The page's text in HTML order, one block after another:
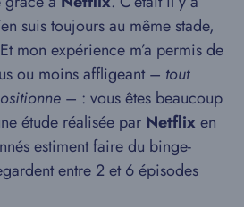
suis toujours au même stade,
mon expérience m’a permis de
ou moins affligeant – tout
– : vous êtes beaucoup
étude réalisée par Netflix en
estiment faire du binge-
entre 2 et 6 épisodes